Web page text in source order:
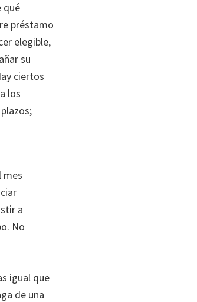
qué
préstamo
elegible,
su
ciertos
los
mes
a
No
igual que
de una